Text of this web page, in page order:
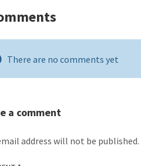
There are no comments yet
a comment
address will not be published.